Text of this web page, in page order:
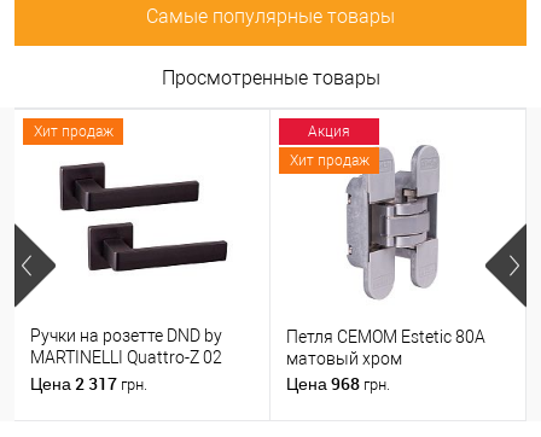
Самые популярные товары
Просмотренные товары
Хит продаж
Ручки на розетте DND by
MARTINELLI Quattro-Z 02
ZNE черный
Цена 2 317 грн.
Акция
Хит продаж
Петля CEMOM Estetic 80A
матовый хром
Цена 968 грн.